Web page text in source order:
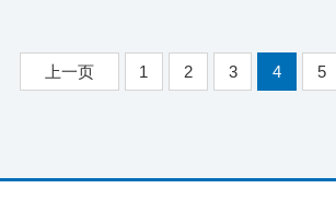
上一页 1 2 3 4 5